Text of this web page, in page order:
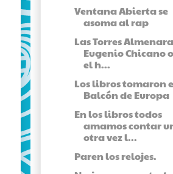
Ventana Abierta se
asoma al rap
Las Torres
Eugenio Chicano
el h...
Los libros tomaron
Balcón de Europa
En los libros todos
amamos contar
otra vez l...
Paren los relojes.